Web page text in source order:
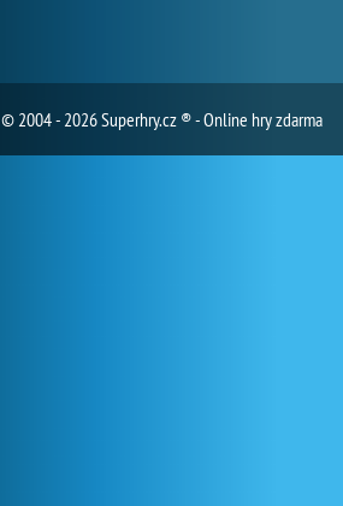
© 2004 - 2026 Superhry.cz ® - Online hry zdarma